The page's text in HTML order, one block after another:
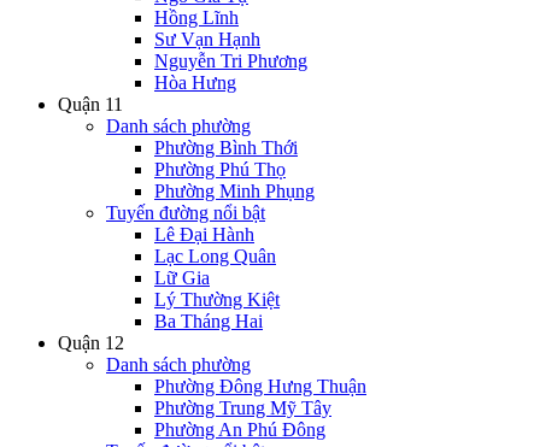
Hồng Lĩnh
Sư Vạn Hạnh
Nguyễn Tri Phương
Hòa Hưng
Quận 11
Danh sách phường
Phường Bình Thới
Phường Phú Thọ
Phường Minh Phụng
Tuyến đường nổi bật
Lê Đại Hành
Lạc Long Quân
Lữ Gia
Lý Thường Kiệt
Ba Tháng Hai
Quận 12
Danh sách phường
Phường Đông Hưng Thuận
Phường Trung Mỹ Tây
Phường An Phú Đông